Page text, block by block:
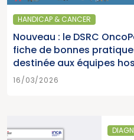
HANDICAP & CANCER
Nouveau : le DSRC
fiche de bonnes
destinée aux équipes
16/03/2026
ET TRAITEMENT